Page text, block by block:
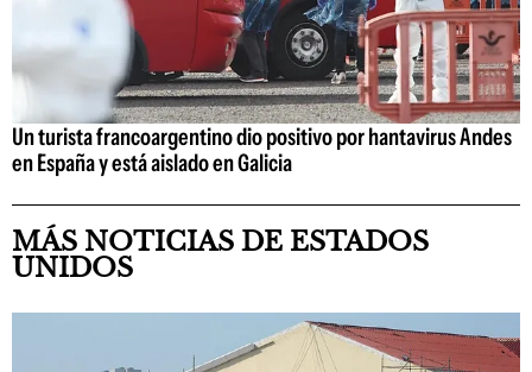
Un turista francoargentino dio positivo por hantavirus Andes
en España y está aislado en Galicia
MÁS NOTICIAS DE ESTADOS
UNIDOS